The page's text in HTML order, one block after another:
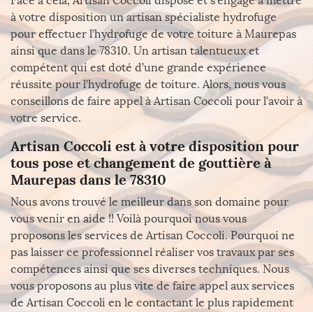
à votre disposition un artisan spécialiste hydrofuge
pour effectuer l’hydrofuge de votre toiture à Maurepas
ainsi que dans le 78310. Un artisan talentueux et
compétent qui est doté d’une grande expérience
réussite pour l’hydrofuge de toiture. Alors, nous vous
conseillons de faire appel à Artisan Coccoli pour l’avoir à
votre service.
Artisan Coccoli est à votre disposition pour
tous pose et changement de gouttière à
Maurepas dans le 78310
Nous avons trouvé le meilleur dans son domaine pour
vous venir en aide !! Voilà pourquoi nous vous
proposons les services de Artisan Coccoli. Pourquoi ne
pas laisser ce professionnel réaliser vos travaux par ses
compétences ainsi que ses diverses techniques. Nous
vous proposons au plus vite de faire appel aux services
de Artisan Coccoli en le contactant le plus rapidement